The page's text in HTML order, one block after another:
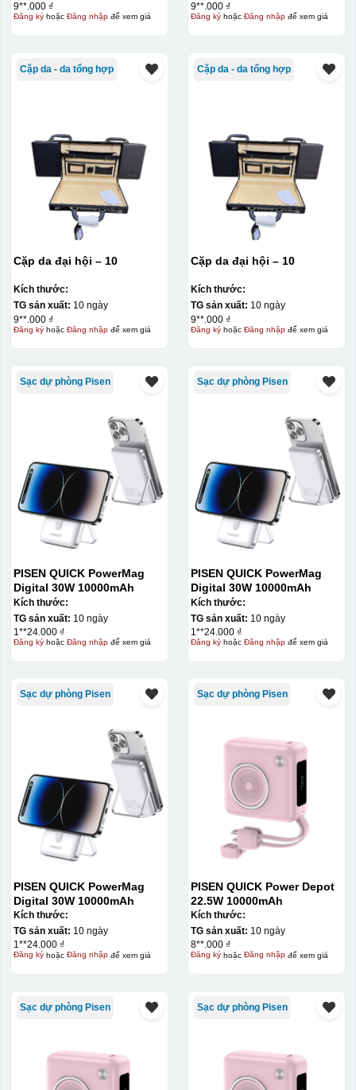
9**.000 ₫
Đăng kýhoặc Đăng nhậpđể xem giá
9**.000 ₫
Đăng kýhoặc Đăng nhậpđể xem giá
Cặp da - da tổng hợp
Cặp da đại hội – 10
Kích thước:
TG sản xuất: 10 ngày
9**.000 ₫
Đăng kýhoặc Đăng nhậpđể xem giá
Cặp da - da tổng hợp
Cặp da đại hội – 10
Kích thước:
TG sản xuất: 10 ngày
9**.000 ₫
Đăng kýhoặc Đăng nhậpđể xem giá
Sạc dự phòng Pisen
PISEN QUICK PowerMag
Digital 30W 10000mAh
Kích thước:
TG sản xuất: 10 ngày
1**24.000 ₫
Đăng kýhoặc Đăng nhậpđể xem giá
Sạc dự phòng Pisen
PISEN QUICK PowerMag
Digital 30W 10000mAh
Kích thước:
TG sản xuất: 10 ngày
1**24.000 ₫
Đăng kýhoặc Đăng nhậpđể xem giá
Sạc dự phòng Pisen
PISEN QUICK PowerMag
Digital 30W 10000mAh
Kích thước:
TG sản xuất: 10 ngày
1**24.000 ₫
Đăng kýhoặc Đăng nhậpđể xem giá
Sạc dự phòng Pisen
PISEN QUICK Power Depot
22.5W 10000mAh
Kích thước:
TG sản xuất: 10 ngày
8**.000 ₫
Đăng kýhoặc Đăng nhậpđể xem giá
Sạc dự phòng Pisen Sạc dự phòng Pisen